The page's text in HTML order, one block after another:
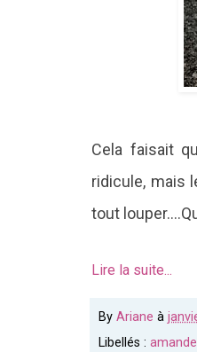
Cela faisait
ridicule, mais
tout
Lire la suite...
By Ariane à
Libellés :